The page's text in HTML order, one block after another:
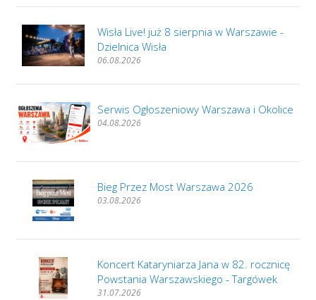
Wisła Live! już 8 sierpnia w Warszawie -
Dzielnica Wisła
06.08.2026
Serwis Ogłoszeniowy Warszawa i Okolice
04.08.2026
Bieg Przez Most Warszawa 2026
03.08.2026
Koncert Kataryniarza Jana w 82. rocznicę
Powstania Warszawskiego - Targówek
31.07.2026